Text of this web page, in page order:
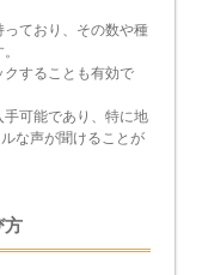
ており、その数や種
クすることも有効で
手可能であり、特に地
な声が聞けることが
方